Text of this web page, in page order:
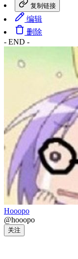
复制链接
编辑
删除
- END -
Hooopo
@hooopo
关注